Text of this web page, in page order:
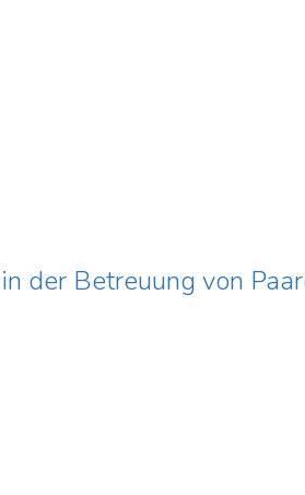
der Betreuung von